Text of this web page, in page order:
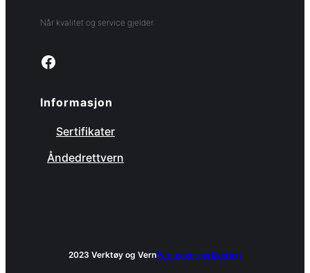
Når kvalitet og service gjelder.
Link to facebook page
Informasjon
Sertifikater
Åndedrettvern
2023 Verktøy og VernPersonvernerklæring